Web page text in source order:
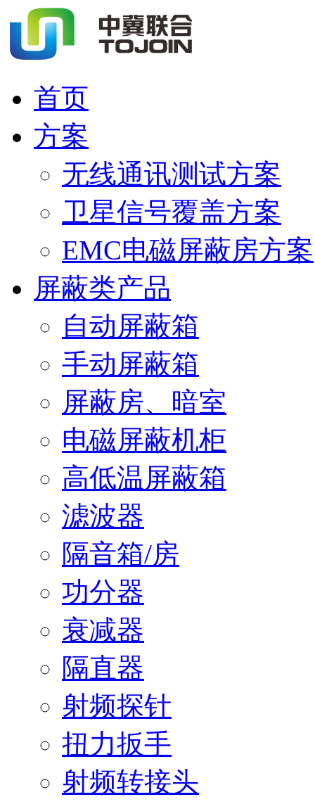
首页
方案
无线通讯测试方案
卫星信号覆盖方案
EMC电磁屏蔽房方案
屏蔽类产品
自动屏蔽箱
手动屏蔽箱
屏蔽房、暗室
电磁屏蔽机柜
高低温屏蔽箱
滤波器
隔音箱/房
功分器
衰减器
隔直器
射频探针
扭力扳手
射频转接头